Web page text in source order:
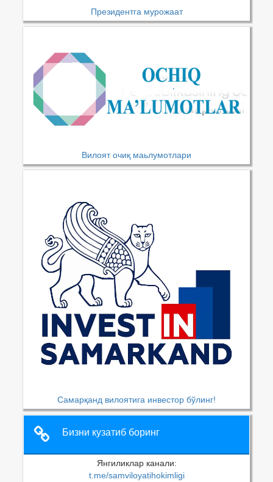
Президентга мурожаат
Вилоят очиқ маьлумотлари
Самарқанд вилоятига инвестор бўлинг!
Бизни кузатиб боринг
Янгиликлар канали:
t.me/samviloyatihokimligi